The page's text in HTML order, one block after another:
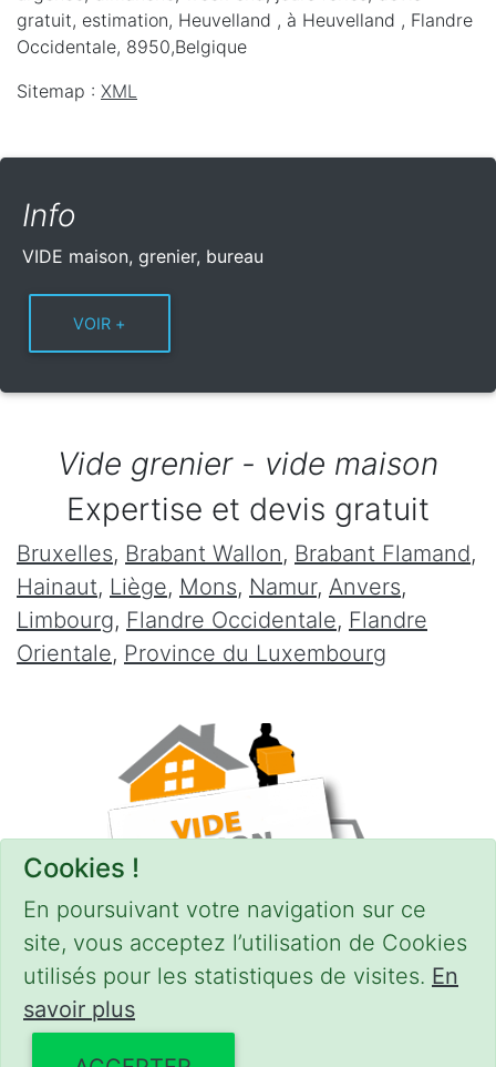
Cookies !
En poursuivant votre navigation sur ce
site, vous acceptez l’utilisation de Cookies
utilisés pour les statistiques de visites. En
savoir plus
gratuit, estimation, Heuvelland , à Heuvelland , Flandre
Occidentale, 8950,Belgique
Sitemap : XML
Info
VIDE maison, grenier, bureau
Vide grenier - vide maison
Expertise et devis gratuit
Bruxelles, Brabant Wallon, Brabant Flamand,
Hainaut, Liège, Mons, Namur, Anvers,
Limbourg, Flandre Occidentale, Flandre
Orientale, Province du Luxembourg
CONDITIONS-